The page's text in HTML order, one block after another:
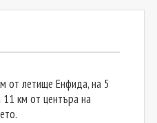
от летище Енфида, на 5
км от центъра на